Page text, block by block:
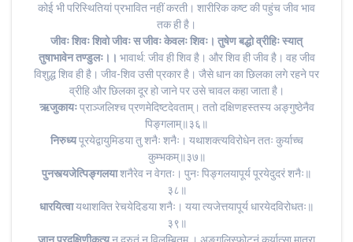
कोई भी परिस्थितियां प्रभावित नहीं करती। शारीरिक कष्ट की पहुंच जीव भाव
तक ही है।
जीवः शिवः शिवो जीवः स जीवः केवलः शिवः। तुषेण बद्धो व्रीहिः स्यात्
तुषाभावेन तण्डुलः।। भावार्थ: जीव ही शिव है। और शिव ही जीव है। वह जीव
विशुद्ध शिव ही है। जीव-शिव उसी प्रकार है। जैसे धान का छिलका लगे रहने पर
व्रीहि और छिलका दूर हो जाने पर उसे चावल कहा जाता है।
ऋजुकायःप्राञ्जलिश्च प्रणमेदिष्टदेवताम्। ततो दक्षिणहस्तस्य अङ्गुष्ठेनैव
पिङ्गलाम्॥३६॥
निरुध्यपूरयेद्वायुमिडया तु शनैः शनैः। यथाशक्त्यविरोधेन ततः कुर्याच्च
कुम्भकम्॥३७॥
पुनस्त्यजेत्पिङ्गलयाशनैरेव न वेगतः। पुनः पिङ्गलयापूर्य पूरयेदुदरं शनैः॥
३८॥
धारयित्वायथाशक्ति रेचयेदिडया शनैः। यया त्यजेत्तयापूर्य धारयेदविरोधतः॥
३९॥
जानु प्रदक्षिणीकृत्यन द्रुतं न विलम्बितम् । अङ्गुलिस्फोटनं कुर्यात्सा मात्रा